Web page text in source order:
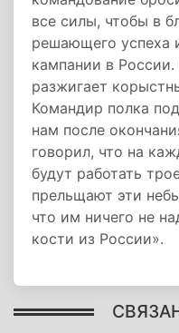
все силы, чтобы в
решающего успеха
кампании в
разжигает
Командир полка
нам после
говорил, что на
будут работать
прельщают эти
что им ничего не
кости из России».